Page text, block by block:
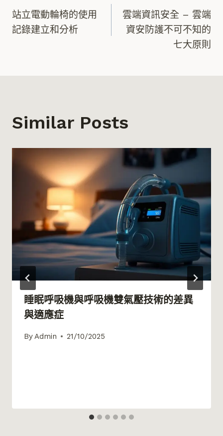
章
站立電動輪椅的使用
記錄建立和分析
雲端資訊安全 – 雲端
資安防護不可不知的
七大原則
Similar Posts
睡眠呼吸機與呼吸機雙氣壓技術的差異
與適應症
ByAdmin 21/10/2025